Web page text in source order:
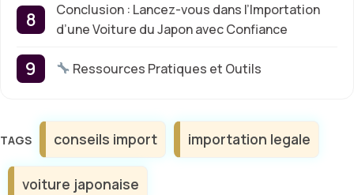
Conclusion : Lancez-vous dans l’Importation
d’une Voiture du Japon avec Confiance
Ressources Pratiques et Outils
Étiquettes
conseils import importation legale
voiture japonaise